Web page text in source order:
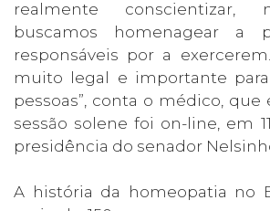
realmente conscientizar,
buscamos homenagear a
responsáveis por a
muito legal e importante para
pessoas”, conta o médico, que
sessão solene foi on-line, em
presidência do senador
A história da homeopatia no